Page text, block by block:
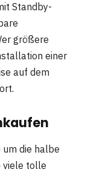
Standby-
größere
einer
auf dem
um die halbe
viele tolle